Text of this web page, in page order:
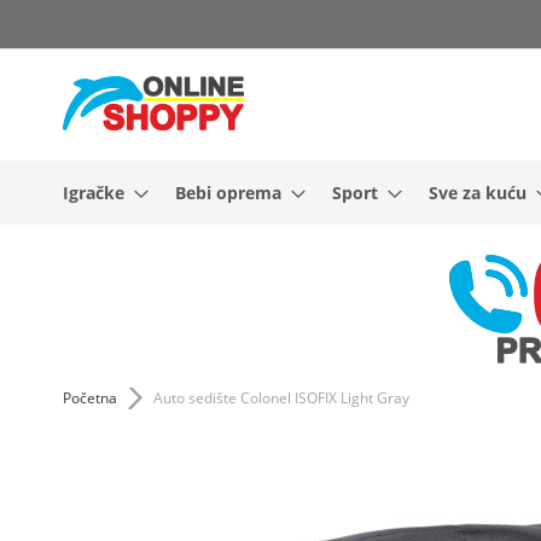
to
Content
Igračke Bebi oprema Sport Sve za kuću
Početna Auto sedište Colonel ISOFIX Light Gray